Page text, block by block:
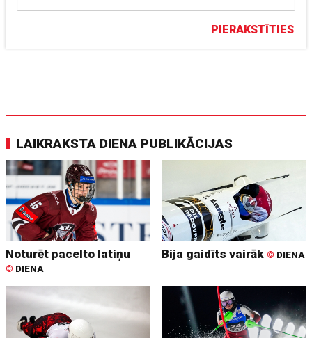
PIERAKSTĪTIES
LAIKRAKSTA DIENA PUBLIKĀCIJAS
Noturēt pacelto latiņu
© DIENA
Bija gaidīts vairāk © DIENA